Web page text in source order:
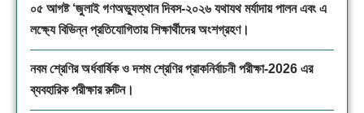
০৫ আগষ্ট ‘জুলাই গণঅভ্যুত্থান দিবস-২০২৬ যথাযথ মর্যাদায় পালন এবং এ
লক্ষ্যে বিভিন্ন প্রতিযোগিতায় শিক্ষার্থীদের অংশগ্রহণ।
নবম শ্রেণির অর্ধবার্ষিক ও দশম শ্রেণির প্রাকনির্বাচনী পরীক্ষা-2026 এর
ব্যবহারিক পরীক্ষার রুটিন।